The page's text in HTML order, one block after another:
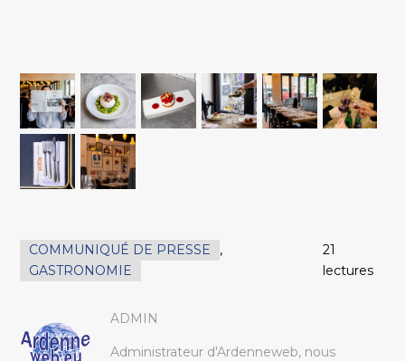
COMMUNIQUÉ DE PRESSE
,
GASTRONOMIE
21
lectures
ADMIN
Administrateur d'Ardenneweb, nous